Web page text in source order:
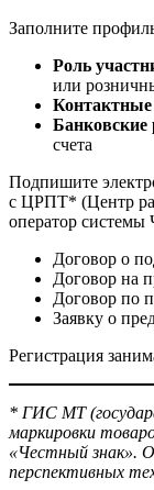
Заполните
Роль
или
Банковские
счета
Подпишите
с ЦРПТ* (Центр
оператор системы
Договор о
Договор на
Договор по
Заявку о
Регистрация
* ГИС МТ
маркировки
«Честный знак».
перспективных